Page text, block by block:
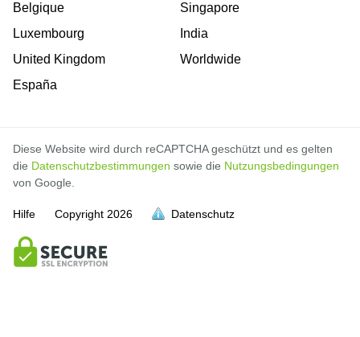
Belgique
Luxembourg
United Kingdom
España
Singapore
India
Worldwide
Diese Website wird durch reCAPTCHA geschützt und es gelten
die Datenschutzbestimmungen sowie die Nutzungsbedingungen
von Google.
Hilfe Copyright 2026 Datenschutz